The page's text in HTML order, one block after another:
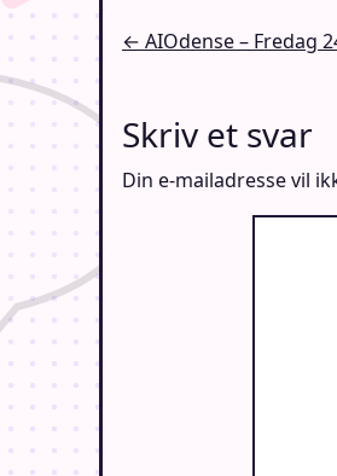
← AIOdense – Fredag
Skriv et svar
Din e-mailadresse vil